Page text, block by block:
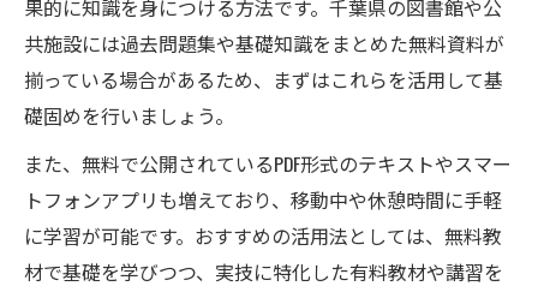
千葉県で話題の電気工事士参考書活用法ま
とめ
電気工事士2種おすすめアプリと参考書の選
試験合格に役立つ電気工事士教材の最新ト
レンド
電気工事士2種テキストPDFの使い方と注意
果的に知識を身につける方法です。千葉県の図書館や公
共施設には過去問題集や基礎知識をまとめた無料資料が
揃っている場合があるため、まずはこれらを活用して基
礎固めを行いましょう。
また、無料で公開されているPDF形式のテキストやスマー
トフォンアプリも増えており、移動中や休憩時間に手軽
に学習が可能です。おすすめの活用法としては、無料教
材で基礎を学びつつ、実技に特化した有料教材や講習を